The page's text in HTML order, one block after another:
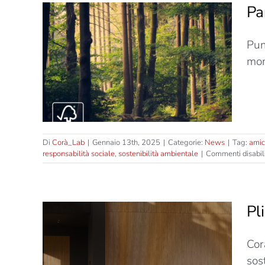
Di Corà_Lab | Gennaio 13th, 2025 | Categorie: News | Tag:
responsabilità sociale, sostenibilità ambientale | Commenti